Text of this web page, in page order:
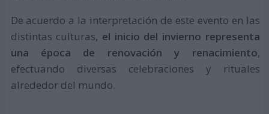
De acuerdo a la interpretación de este evento en las
distintas culturas, el inicio del invierno representa
una época de renovación y renacimiento,
efectuando diversas celebraciones y rituales
alrededor del mundo.